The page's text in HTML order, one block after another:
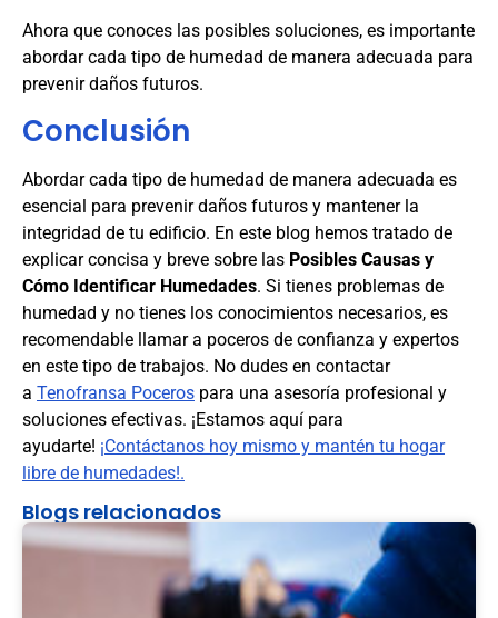
Ahora que conoces las posibles soluciones, es importante
abordar cada tipo de humedad de manera adecuada para
prevenir daños futuros.
Conclusión
Abordar cada tipo de humedad de manera adecuada es
esencial para prevenir daños futuros y mantener la
integridad de tu edificio. En este blog hemos tratado de
explicar concisa y breve sobre las Posibles Causas y
Cómo Identificar Humedades. Si tienes problemas de
humedad y no tienes los conocimientos necesarios, es
recomendable llamar a poceros de confianza y expertos
en este tipo de trabajos. No dudes en contactar
a Tenofransa Poceros para una asesoría profesional y
soluciones efectivas. ¡Estamos aquí para
ayudarte! ¡Contáctanos hoy mismo y mantén tu hogar
libre de humedades!.
Blogs relacionados